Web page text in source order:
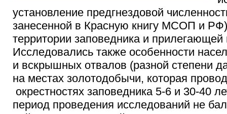
установление предгнездовой
занесенной в Красную книгу МСОП и
территории заповедника и прилегающей
Исследовались также особенности
и вскрышных отвалов (разной степени
на местах золотодобычи, которая
окрестностях заповедника 5-6 и 30-40
период проведения исследований не